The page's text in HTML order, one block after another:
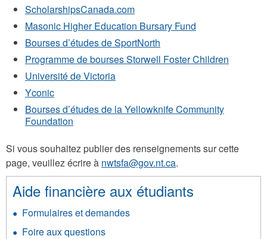
ScholarshipsCanada.com
Masonic Higher Education Bursary Fund
Bourses d’études de SportNorth
Programme de bourses Storwell Foster Children
Université de Victoria
Yconic
Bourses d’études de la Yellowknife Community
Foundation
Si vous souhaitez publier des renseignements sur cette
page, veuillez écrire à nwtsfa@gov.nt.ca.
Aide financière aux étudiants
Formulaires et demandes
Foire aux questions